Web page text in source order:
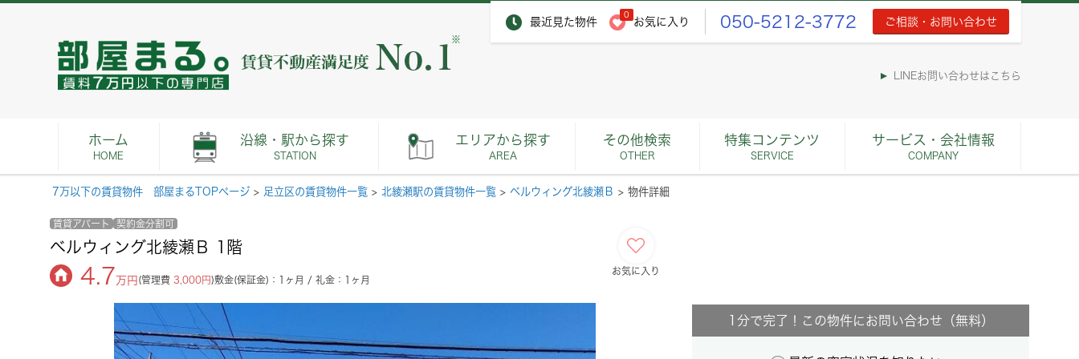
最近見た物件
0
お気に入り 050-5212-3772 ご相談・お問い合わせ
※
LINEお問い合わせはこちら
ホーム
HOME
沿線・駅から探す
STATION
エリアから探す
AREA
その他検索
OTHER
特集コンテンツ
SERVICE
サービス・会社情報
COMPANY
7万以下の賃貸物件 部屋まるTOPページ > 足立区の賃貸物件一覧 > 北綾瀬駅の賃貸物件一覧 > ベルウィング北綾瀬Ｂ > 物件詳細
賃貸アパート 契約金分割可
ベルウィング北綾瀬Ｂ 1階
4.7 万円 (管理費 3,000円)敷金(保証金)：1ヶ月 / 礼金：1ヶ月
お気に入り
1分で完了！この物件にお問い合わせ（無料）